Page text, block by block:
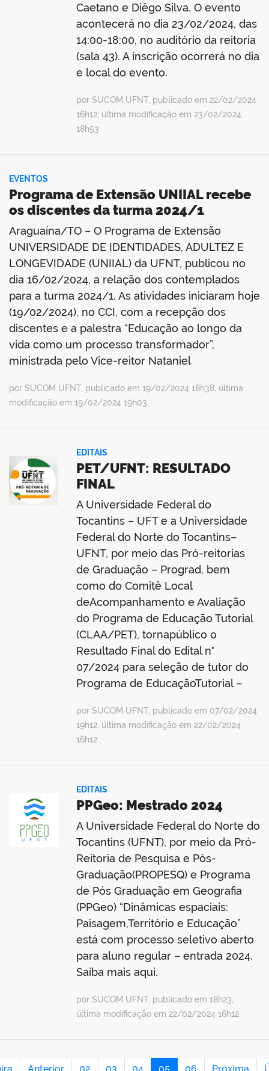
Caetano e Diêgo Silva. O evento
acontecerá no dia 23/02/2024, das
14:00-18:00, no auditório da reitoria
(sala 43). A inscrição ocorrerá no dia
e local do evento.
por SUCOM UFNT, publicado em 22/02/2024
16h12, última modificação em 23/02/2024
18h53
EVENTOS
Programa de Extensão UNIIAL recebe
os discentes da turma 2024/1
Araguaína/TO – O Programa de Extensão
UNIVERSIDADE DE IDENTIDADES, ADULTEZ E
LONGEVIDADE (UNIIAL) da UFNT, publicou no
dia 16/02/2024, a relação dos contemplados
para a turma 2024/1. As atividades iniciaram hoje
(19/02/2024), no CCI, com a recepção dos
discentes e a palestra “Educação ao longo da
vida como um processo transformador”,
ministrada pelo Vice-reitor Nataniel
por SUCOM UFNT, publicado em 19/02/2024 18h38, última
modificação em 19/02/2024 19h03
EDITAIS
PET/UFNT: RESULTADO
FINAL
A Universidade Federal do
Tocantins – UFT e a Universidade
Federal do Norte do Tocantins–
UFNT, por meio das Pró-reitorias
de Graduação – Prograd, bem
como do Comitê Local
deAcompanhamento e Avaliação
do Programa de Educação Tutorial
(CLAA/PET), tornapúblico o
Resultado Final do Edital n°
07/2024 para seleção de tutor do
Programa de EducaçãoTutorial –
por SUCOM UFNT, publicado em 07/02/2024
19h12, última modificação em 22/02/2024
16h12
EDITAIS
PPGeo: Mestrado 2024
A Universidade Federal do Norte do
Tocantins (UFNT), por meio da Pró-
Reitoria de Pesquisa e Pós-
Graduação(PROPESQ) e Programa
de Pós Graduação em Geografia
(PPGeo) “Dinâmicas espaciais:
Paisagem,Território e Educação”
está com processo seletivo aberto
para aluno regular – entrada 2024.
Saiba mais aqui.
por SUCOM UFNT, publicado em 18h23,
última modificação em 22/02/2024 16h12
Anterior 02 03 04 05 06 Próxima